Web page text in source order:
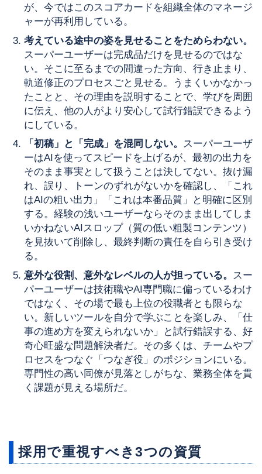
が、今ではこのスコアカードを組織全体のマネージ
ャーが再利用している。
考えている途中の姿を見せることをためらわない。
スーパーユーザーは完成品だけを見せるのではな
い。そこに至るまでの間違った方向、行き止まり、
軌道修正のプロセスごと見せる。うまくいかなかっ
たことと、その理由を説明することで、学びを周囲
に伝え、他の人がより安心して試行錯誤できるよう
にしている。
「初稿」と「完成」を混同しない。 スーパーユーザ
ーはAIを使ってスピードを上げるが、最初の出力を
そのまま事実として扱うことは決してない。抜け漏
れ、誤り、トーンのずれがないかを確認し、「これ
はAIの粗い出力」「これは本番品質」と明確に区別
する。経験の浅いユーザーならそのまま出してしま
いかねないAIスロップ（質の低い粗製コンテンツ）
を見抜いて削除し、最終判断の責任を自ら引き受け
る。
意外な役割、意外なレベルの人が担っている。 スー
パーユーザーは技術職やAI専門職に偏っているわけ
ではなく、その場で最も上位の役職者とも限らな
い。新しいツールを自分で学ぶことを楽しみ、「仕
事の進め方を変えられないか」と試行錯誤する、好
奇心旺盛な問題解決者だ。その多くは、チームやプ
ロセスをつなぐ「つなぎ役」のポジションにいる。
専門性の高い同僚が見落としがちな、業務全体を貫
く課題が見える場所だ。
採用で重視すべき3つの資質